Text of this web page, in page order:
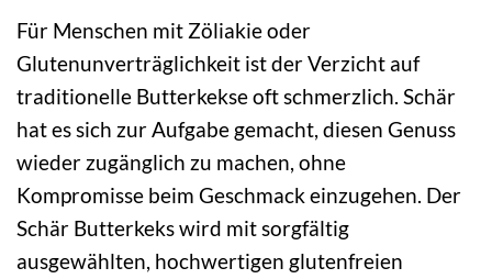
Für Menschen mit Zöliakie oder
Glutenunverträglichkeit ist der Verzicht auf
traditionelle Butterkekse oft schmerzlich. Schär
hat es sich zur Aufgabe gemacht, diesen Genuss
wieder zugänglich zu machen, ohne
Kompromisse beim Geschmack einzugehen. Der
Schär Butterkeks wird mit sorgfältig
ausgewählten, hochwertigen glutenfreien